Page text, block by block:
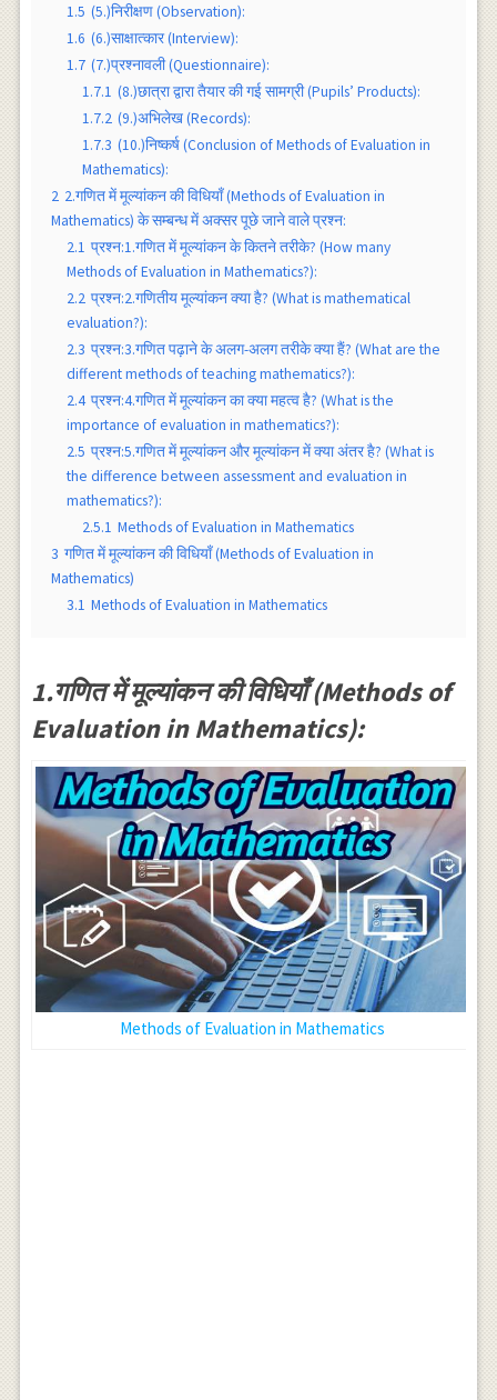
1.5 (5.)निरीक्षण (Observation):
1.6 (6.)साक्षात्कार (Interview):
1.7 (7.)प्रश्नावली (Questionnaire):
1.7.1 (8.)छात्रा द्वारा तैयार की गई सामग्री (Pupils’ Products):
1.7.2 (9.)अभिलेख (Records):
1.7.3 (10.)निष्कर्ष (Conclusion of Methods of Evaluation in
Mathematics):
2 2.गणित में मूल्यांकन की विधियाँ (Methods of Evaluation in
Mathematics) के सम्बन्ध में अक्सर पूछे जाने वाले प्रश्न:
2.1 प्रश्न:1.गणित में मूल्यांकन के कितने तरीके? (How many
Methods of Evaluation in Mathematics?):
2.2 प्रश्न:2.गणितीय मूल्यांकन क्या है? (What is mathematical
evaluation?):
2.3 प्रश्न:3.गणित पढ़ाने के अलग-अलग तरीके क्या हैं? (What are the
different methods of teaching mathematics?):
2.4 प्रश्न:4.गणित में मूल्यांकन का क्या महत्व है? (What is the
importance of evaluation in mathematics?):
2.5 प्रश्न:5.गणित में मूल्यांकन और मूल्यांकन में क्या अंतर है? (What is
the difference between assessment and evaluation in
mathematics?):
2.5.1 Methods of Evaluation in Mathematics
3 गणित में मूल्यांकन की विधियाँ (Methods of Evaluation in
Mathematics)
3.1 Methods of Evaluation in Mathematics
1.गणित में मूल्यांकन की विधियाँ (Methods of
Evaluation in Mathematics):
Methods of Evaluation in Mathematics